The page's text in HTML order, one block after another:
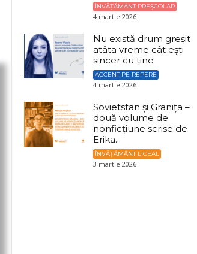
ÎNVĂȚĂMÂNT PREȘCOLAR
4 martie 2026
Nu există drum greșit
atâta vreme cât ești
sincer cu tine
ACCENT PE REPERE
4 martie 2026
Sovietstan și Granița –
două volume de
nonficțiune scrise de
Erika...
ÎNVĂȚĂMÂNT LICEAL
3 martie 2026